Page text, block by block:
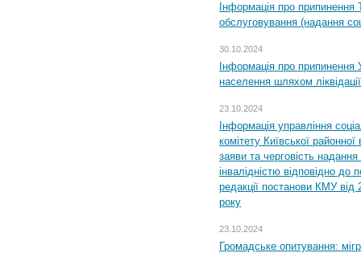
Інформація про припинення
обслуговування (надання
30.10.2024
Інформація про припинення
населення шляхом ліквідації
23.10.2024
Інформація управління
комітету Київської
заяви та черговість надання
інвалідністю відповідно
редакції постанови КМУ
року
23.10.2024
Громадське опитування: